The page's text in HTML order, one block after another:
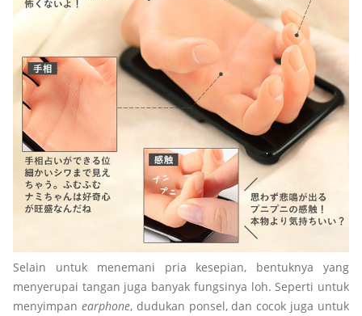
Selain untuk menemani pria kesepian, bentuknya yang
menyerupai tangan juga banyak fungsinya loh. Seperti untuk
menyimpan earphone, dudukan ponsel, dan cocok juga untuk